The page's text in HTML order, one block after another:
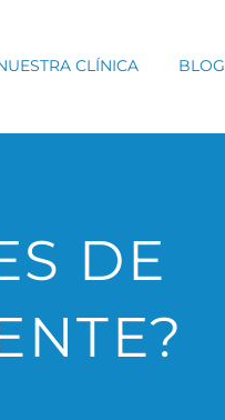
CLÍNICA BLOG
DE